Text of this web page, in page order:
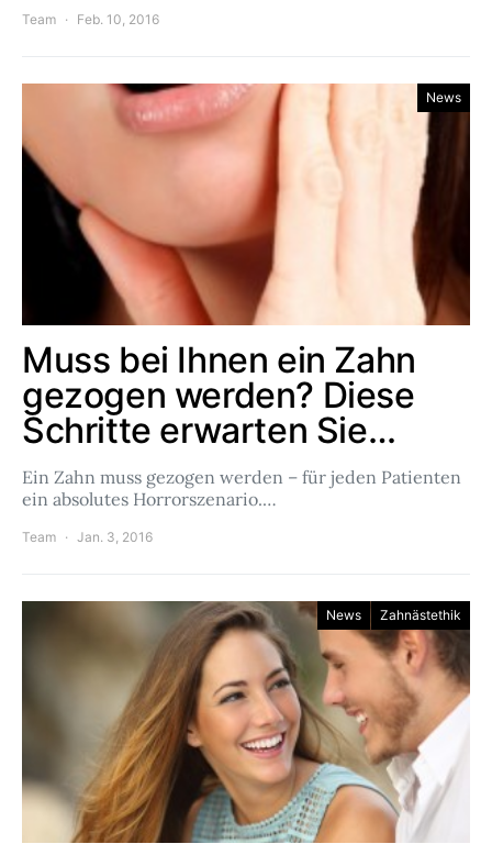
Team Feb. 10, 2016
News
Muss bei Ihnen ein Zahn
gezogen werden? Diese
Schritte erwarten Sie…
Ein Zahn muss gezogen werden – für jeden Patienten
ein absolutes Horrorszenario.…
Team Jan. 3, 2016
News Zahnästethik